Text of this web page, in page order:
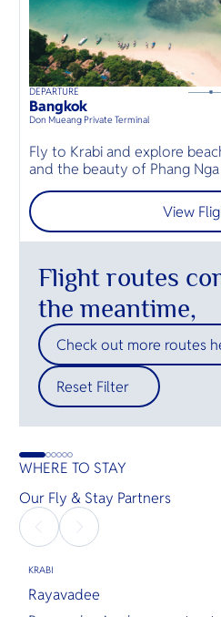
160mins⦁
DEPARTURE
Bangkok
Don Mueang Private Terminal
Fly to Krabi and explore
and the beauty of Phang Nga
View
Flight routes
the meantime,
Check out more routes
Reset Filter
WHERE TO STAY
Our Fly & Stay Partners
KRABI
Rayavadee